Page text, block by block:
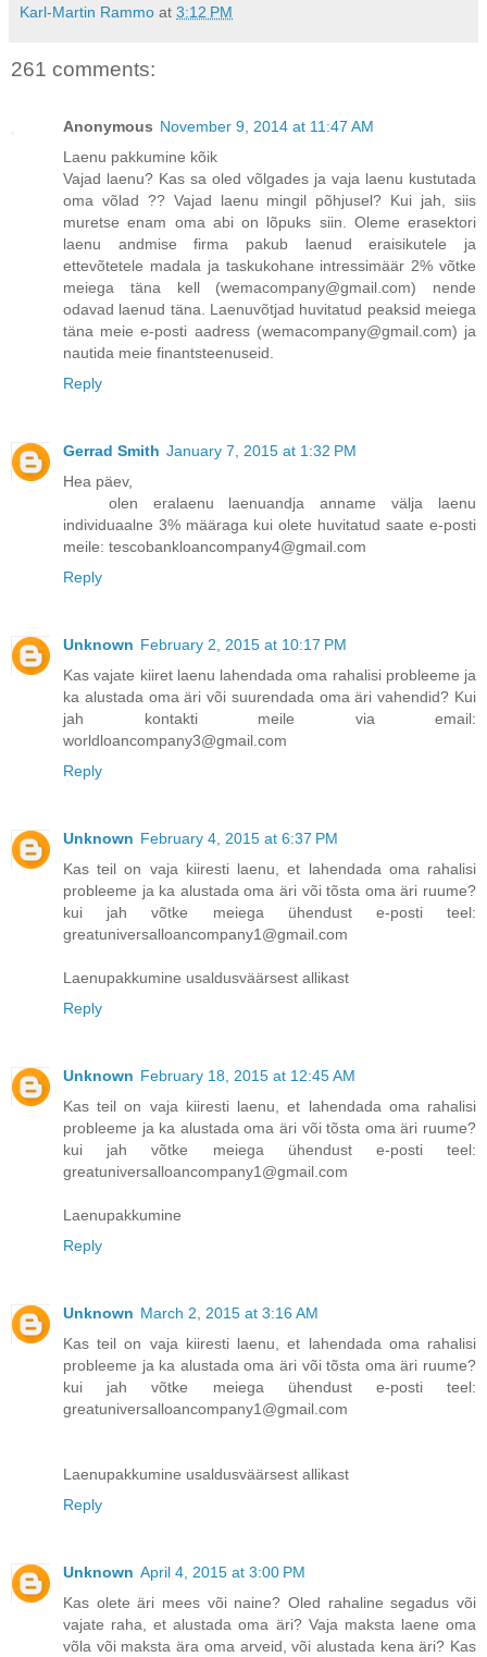
Karl-Martin Rammo at 3:12 PM
261 comments:
Anonymous November 9, 2014 at 11:47 AM
Laenu pakkumine kõik
Vajad laenu? Kas sa oled võlgades ja vaja laenu kustutada
oma võlad ?? Vajad laenu mingil põhjusel? Kui jah, siis
muretse enam oma abi on lõpuks siin. Oleme erasektori
laenu andmise firma pakub laenud eraisikutele ja
ettevõtetele madala ja taskukohane intressimäär 2% võtke
meiega täna kell (wemacompany@gmail.com) nende
odavad laenud täna. Laenuvõtjad huvitatud peaksid meiega
täna meie e-posti aadress (wemacompany@gmail.com) ja
nautida meie finantsteenuseid.
Reply
Gerrad Smith January 7, 2015 at 1:32 PM
Hea päev,
olen eralaenu laenuandja anname välja laenu
individuaalne 3% määraga kui olete huvitatud saate e-posti
meile: tescobankloancompany4@gmail.com
Reply
Unknown February 2, 2015 at 10:17 PM
Kas vajate kiiret laenu lahendada oma rahalisi probleeme ja
ka alustada oma äri või suurendada oma äri vahendid? Kui
jah kontakti meile via email:
worldloancompany3@gmail.com
Reply
Unknown February 4, 2015 at 6:37 PM
Kas teil on vaja kiiresti laenu, et lahendada oma rahalisi
probleeme ja ka alustada oma äri või tõsta oma äri ruume?
kui jah võtke meiega ühendust e-posti teel:
greatuniversalloancompany1@gmail.com
Laenupakkumine usaldusväärsest allikast
Reply
Unknown February 18, 2015 at 12:45 AM
Kas teil on vaja kiiresti laenu, et lahendada oma rahalisi
probleeme ja ka alustada oma äri või tõsta oma äri ruume?
kui jah võtke meiega ühendust e-posti teel:
greatuniversalloancompany1@gmail.com
Laenupakkumine
Reply
Unknown March 2, 2015 at 3:16 AM
Kas teil on vaja kiiresti laenu, et lahendada oma rahalisi
probleeme ja ka alustada oma äri või tõsta oma äri ruume?
kui jah võtke meiega ühendust e-posti teel:
greatuniversalloancompany1@gmail.com
Laenupakkumine usaldusväärsest allikast
Reply
Unknown April 4, 2015 at 3:00 PM
Kas olete äri mees või naine? Oled rahaline segadus või
vajate raha, et alustada oma äri? Vaja maksta laene oma
võla või maksta ära oma arveid, või alustada kena äri? Kas